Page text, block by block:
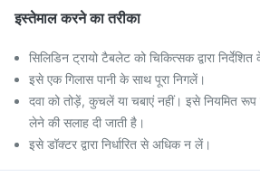
इस्तेमाल करने का तरीका
सिलिडिन ट्रायो टैबलेट को चिकित्सक द्वारा
इसे एक गिलास पानी के साथ पूरा निगलें।
दवा को तोड़ें, कुचलें या चबाएं नहीं। इसे नियमित
लेने की सलाह दी जाती है।
इसे डॉक्टर द्वारा निर्धारित से अधिक न लें।